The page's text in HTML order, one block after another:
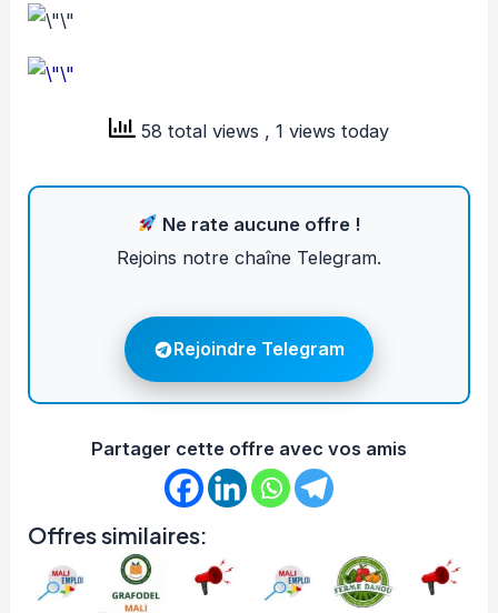
58 total views , 1 views today
Ne rate aucune offre !
Rejoins notre chaîne Telegram.
Rejoindre Telegram
Partager cette offre avec vos amis
Offres similaires: